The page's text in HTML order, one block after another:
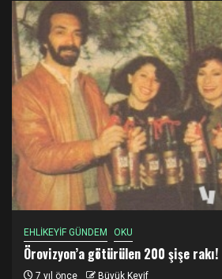
EHLİKEYİF GÜNDEM OKU
Örovizyon’a götürülen 200 şişe rakı!
7 yıl önce Büyük Keyif